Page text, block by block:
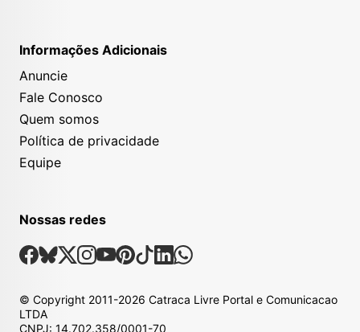
Informações Adicionais
Anuncie
Fale Conosco
Quem somos
Política de privacidade
Equipe
Nossas redes
Nossas Redes Sociais
Facebook
Bsky
X Instagram
Youtube
Pinterest
TiktokLinkedin
Whatsapp
© Copyright 2011-2026 Catraca Livre Portal e Comunicacao
LTDA
CNPJ: 14.702.358/0001-70